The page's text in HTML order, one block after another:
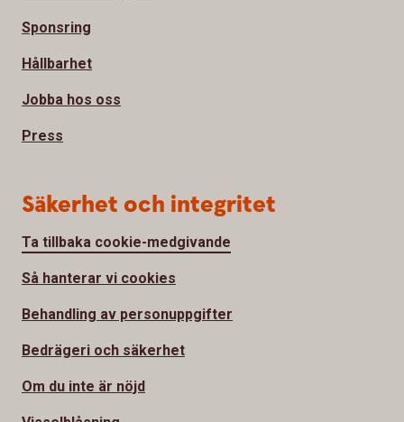
Sponsring
Hållbarhet
Jobba hos oss
Press
Säkerhet och integritet
Ta tillbaka cookie-medgivande
Så hanterar vi cookies
Behandling av personuppgifter
Bedrägeri och säkerhet
Om du inte är nöjd